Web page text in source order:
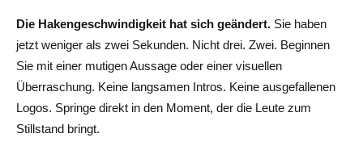
Die Hakengeschwindigkeit hat sich geändert. Sie haben
jetzt weniger als zwei Sekunden. Nicht drei. Zwei. Beginnen
Sie mit einer mutigen Aussage oder einer visuellen
Überraschung. Keine langsamen Intros. Keine ausgefallenen
Logos. Springe direkt in den Moment, der die Leute zum
Stillstand bringt.